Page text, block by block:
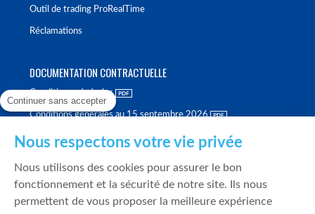
Outil de trading ProRealTime
Réclamations
DOCUMENTATION CONTRACTUELLE
Conditions générales
Conditions générales au 15 septembre 2026
Politique de meilleure sélection
Politique de durabilité
Continuer sans accepter
Nous respectons votre vie privée
Nous utilisons des cookies pour assurer le bon
fonctionnement et la sécurité de notre site. Ils nous
permettent de vous proposer la meilleure expérience